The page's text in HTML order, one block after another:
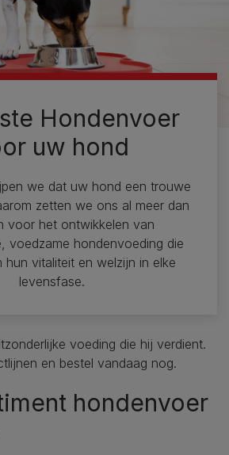
Hondenvoer
uw hond
we dat uw hond een trouwe
zetten we ons al meer dan
voor het ontwikkelen van
voedzame hondenvoeding die
hun vitaliteit en welzijn in elke
levensfase.
voeding die hij verdient.
en bestel vandaag nog.
hondenvoer